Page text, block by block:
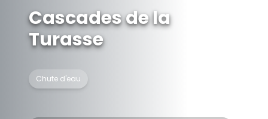
Cascades de la
Turasse
Chute d'eau